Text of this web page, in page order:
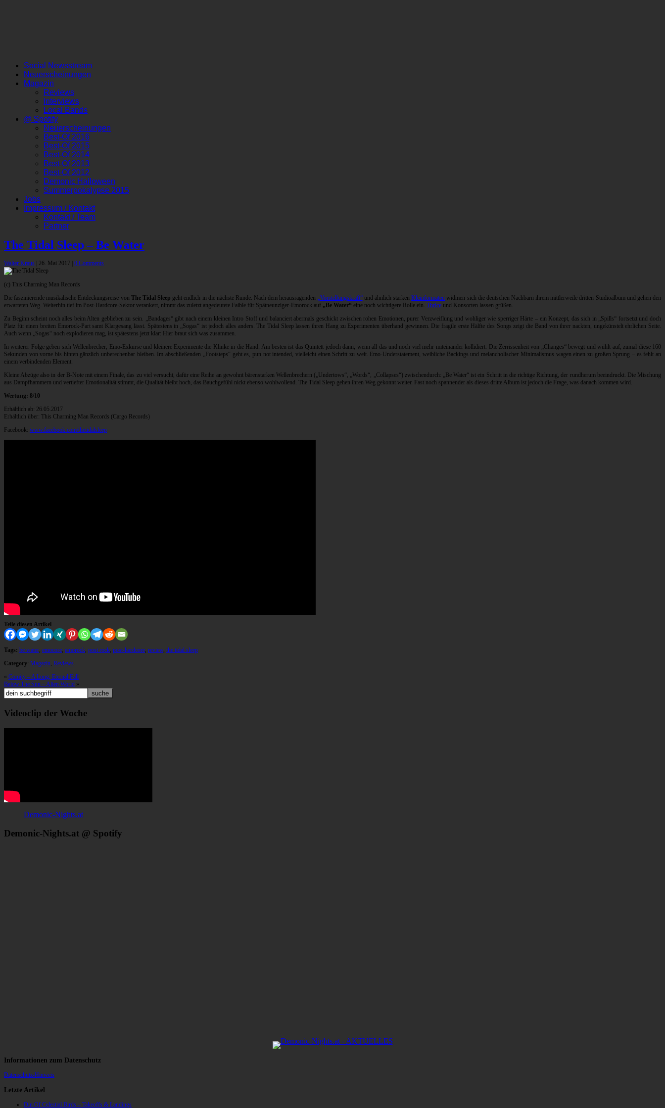
Social Newsstream
Neuerscheinungen
Magazin
Reviews
Interviews
Local Bands
@ Spotify
Neuerscheinungen
Best-Of 2016
Best-Of 2015
Best-Of 2014
Best-Of 2013
Best-Of 2012
Demonic Halloween
Summerpokalypse 2015
Jobs
Impressum / Kontakt
Kontakt / Team
Partner
The Tidal Sleep – Be Water
Walter Kraus 26. Mai 2017 0 Comments
(c) This Charming Man Records
Die faszinierende musikalische Entdeckungsreise von The Tidal Sleep geht endlich in die nächste Runde. Nach dem herausragenden „Vorstellungskraft“und ähnlich starkenKleinformaten widmen sich die deutschen Nachbarn ihrem mittlerweile dritten Studioalbum und gehen den
erwarteten Weg. Weiterhin tief im Post-Hardcore-Sektor verankert, nimmt das zuletzt angedeutete Faible für Spätneunziger-Emorock auf „Be Water“ eine noch wichtigere Rolle ein. Thrice und Konsorten lassen grüßen.
Zu Beginn scheint noch alles beim Alten geblieben zu sein. „Bandages“ gibt nach einem kleinen Intro Stoff und balanciert abermals geschickt zwischen rohen Emotionen, purer Verzweiflung und wohliger wie sperriger Härte – ein Konzept, das sich in „Spills“ fortsetzt und doch
Platz für einen breiten Emorock-Part samt Klargesang lässt. Spätestens in „Sogas“ ist jedoch alles anders. The Tidal Sleep lassen ihren Hang zu Experimenten überhand gewinnen. Die fragile erste Hälfte des Songs zeigt die Band von ihrer nackten, ungekünstelt ehrlichen Seite.
Auch wenn „Sogas“ noch explodieren mag, ist spätestens jetzt klar: Hier braut sich was zusammen.
In weiterer Folge geben sich Wellenbrecher, Emo-Exkurse und kleinere Experimente die Klinke in die Hand. Am besten ist das Quintett jedoch dann, wenn all das und noch viel mehr miteinander kollidiert. Die Zerrissenheit von „Changes“ bewegt und wühlt auf, zumal diese 160
Sekunden von vorne bis hinten gänzlich unberechenbar bleiben. Im abschließenden „Footsteps“ geht es, pun not intended, vielleicht einen Schritt zu weit. Emo-Understatement, weibliche Backings und melancholischer Minimalismus wagen einen zu großen Sprung – es fehlt an
einem verbindenden Element.
Kleine Abzüge also in der B-Note mit einem Finale, das zu viel versucht, dafür eine Reihe an gewohnt bärenstarken Wellenbrechern („Undertows“, „Words“, „Collapses“) zwischendurch: „Be Water“ ist ein Schritt in die richtige Richtung, der rundherum beeindruckt. Die Mischung
aus Dampfhammern und vertiefter Emotionalität stimmt, die Qualität bleibt hoch, das Bauchgefühl nickt ebenso wohlwollend. The Tidal Sleep gehen ihren Weg gekonnt weiter. Fast noch spannender als dieses dritte Album ist jedoch die Frage, was danach kommen wird.
Wertung: 8/10
Erhältlich ab: 26.05.2017
Erhältlich über: This Charming Man Records (Cargo Records)
Facebook: www.facebook.com/thetidalsleep
Teile diesen Artikel
Tags: be water, emocore, emorock, post rock, post-hardcore, review, the tidal sleep
Category: Magazin, Reviews
« Comity – A Long, Eternal Fall
Below The Sun – Alien World »
Videoclip der Woche
Demonic-Nights.at
Demonic-Nights.at @ Spotify
Informationen zum Datenschutz
Datenschutz-Hinweis
Letzte Artikel
Din Of Celestial Birds – Takeoffs & Landings